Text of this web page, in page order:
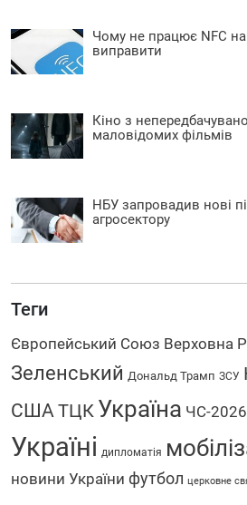
Чому не працює NFC на
виправити
Кіно з
маловідомих фільмів
НБУ запровадив нові
агросектору
Теги
Європейський Союз Верховна
Зеленський Дональд Трамп ЗСУ
СШАТЦК Україна ЧС-2026
Україні дипломатія
новини України футбол церковне